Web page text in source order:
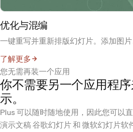
优化与混编
一键重写并重新排版幻灯片。添加图片
了解更多
您无需再装一个应用
你不需要另一个应用程
示。
Plus 可以随时随地使用，因此您可以
演示文稿 谷歌幻灯片 和 微软幻灯片软